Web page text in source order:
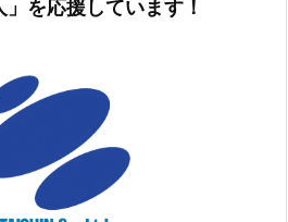
を応援しています！